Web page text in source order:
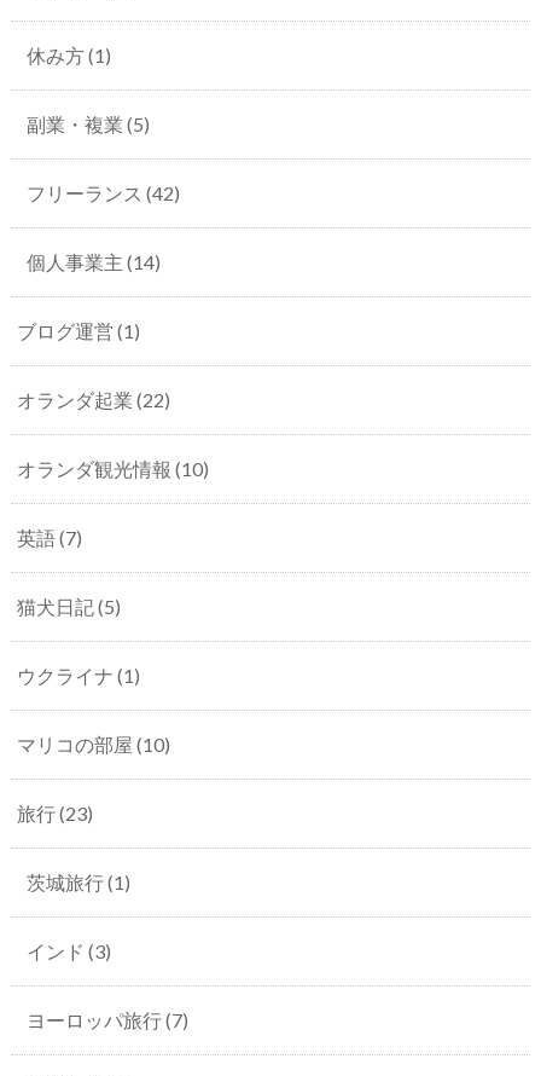
休み方(1)
副業・複業 (5)
フリーランス (42)
個人事業主 (14)
ブログ運営 (1)
オランダ起業 (22)
オランダ観光情報 (10)
英語(7)
猫犬日記(5)
ウクライナ (1)
マリコの部屋 (10)
旅行(23)
茨城旅行(1)
インド (3)
ヨーロッパ旅行(7)